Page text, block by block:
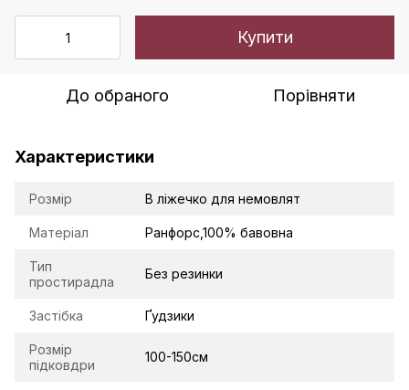
Купити
До обраного Порівняти
Характеристики
Розмір В ліжечко для немовлят
Матеріал Ранфорс,100% бавовна
Тип
простирадла
Без резинки
Застібка Ґудзики
Розмір
підковдри
100-150см